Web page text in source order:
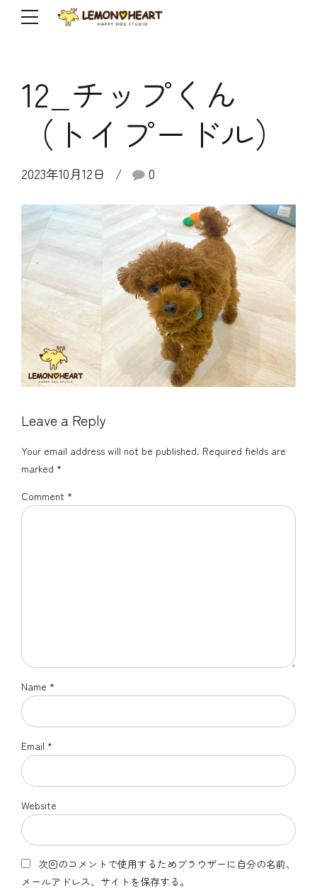
12_チップくん
（トイプードル）
2023年10月12日 0
Leave a Reply
Your email address will not be published. Required fields are
marked *
Comment *
Name *
Email *
Website
次回のコメントで使用するためブラウザーに自分の名前、
メールアドレス、サイトを保存する。